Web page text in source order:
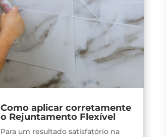
Como aplicar corretamente
o Rejuntamento Flexível
Para um resultado satisfatório na